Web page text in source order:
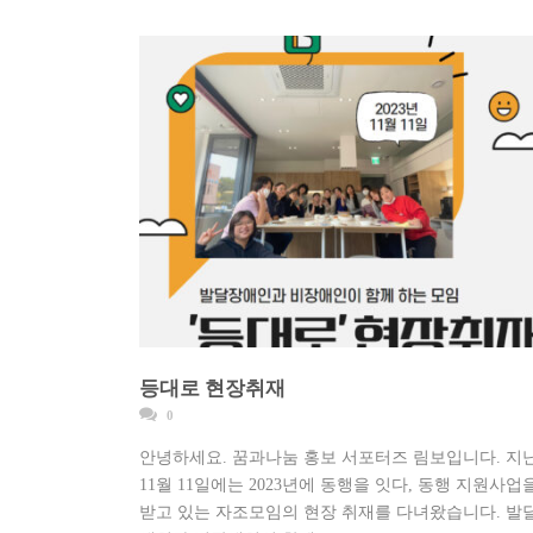
등대로 현장취재
0
안녕하세요. 꿈과나눔 홍보 서포터즈 림보입니다. 지
11월 11일에는 2023년에 동행을 잇다, 동행 지원사업
받고 있는 자조모임의 현장 취재를 다녀왔습니다. 발